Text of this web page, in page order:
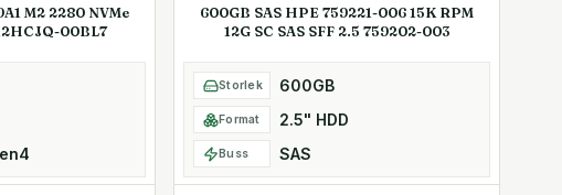
M2 2280 NVMe
00BL7
600GB SAS HPE 759221-006 15K RPM
12G SC SAS SFF 2.5 759202-003
Storlek 600GB
Format 2.5" HDD
Buss SAS